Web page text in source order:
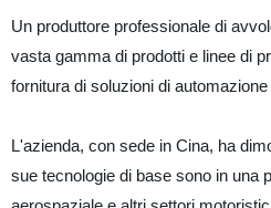
Un produttore professionale di
vasta gamma di prodotti e linee di
fornitura di soluzioni di
L'azienda, con sede in Cina, ha
sue tecnologie di base sono in una